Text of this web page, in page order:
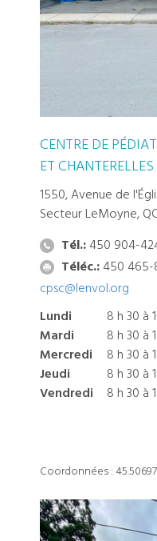
CENTRE DE
ET CHANTERELLES
1550, Avenue de
Secteur LeMoyne,
Tél.: 450 904-
Téléc.: 450 465-
cpsc@lenvol.org
Lundi
8 h 30 à
Mardi
8 h 30 à
Mercredi
8 h 30 à
Jeudi
8 h 30 à
Vendredi
8 h 30 à
Coordonnées :